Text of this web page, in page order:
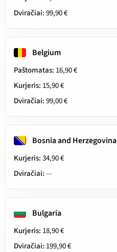
Dviračiai:99,90 €
Belgium
Paštomatas: 16,90 €
Kurjeris: 15,90 €
Dviračiai:99,00 €
Bosnia and Herzegovina
Kurjeris:34,90 €
Dviračiai:—
Bulgaria
Kurjeris: 18,90 €
Dviračiai: 199,90 €